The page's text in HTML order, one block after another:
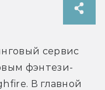
сервис
фэнтези-
В главной